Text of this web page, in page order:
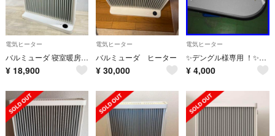
電気ヒーター
バルミューダ 寝室暖房 SmartHeater2 ESH-1100SD-GW
¥ 18,900
電気ヒーター
バルミューダ ヒーター
¥ 30,000
電気ヒーター
✨デングル様専用 ！✨バルミューダ タオルハンガー
¥ 4,000